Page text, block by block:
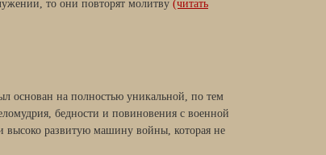
то они повторят молитву (читать
основан на полностью уникальной, по тем
бедности и повиновения с военной
высоко развитую машину войны, которая не